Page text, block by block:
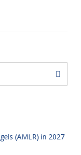
(AMLR) in 2027